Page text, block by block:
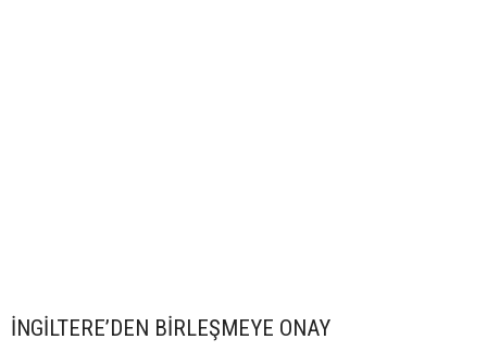
İNGİLTERE’DEN BİRLEŞMEYE ONAY